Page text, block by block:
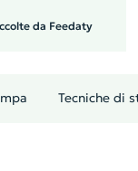
da Feedaty
Tecniche di